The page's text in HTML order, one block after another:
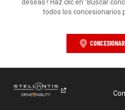
deseas? Haz clic en "Buscar
todos los concesionarios